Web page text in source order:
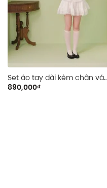
Set áo tay dài kèm chân
White Long Sleeve Ruffled
890,000₫